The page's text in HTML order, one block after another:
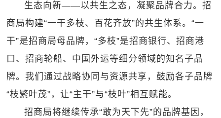
生态向新——以共生之态，凝聚品牌合力。招
商局构建“一干多枝、百花齐放”的共生体系。“一
干”是招商局母品牌，“多枝”是招商银行、招商港
口、招商轮船、中国外运等细分领域的知名子品
牌。我们通过战略协同与资源共享，鼓励各子品牌
“枝繁叶茂”，让“主干”与“枝叶”相互赋能。
招商局将继续传承“敢为天下先”的品牌基因，